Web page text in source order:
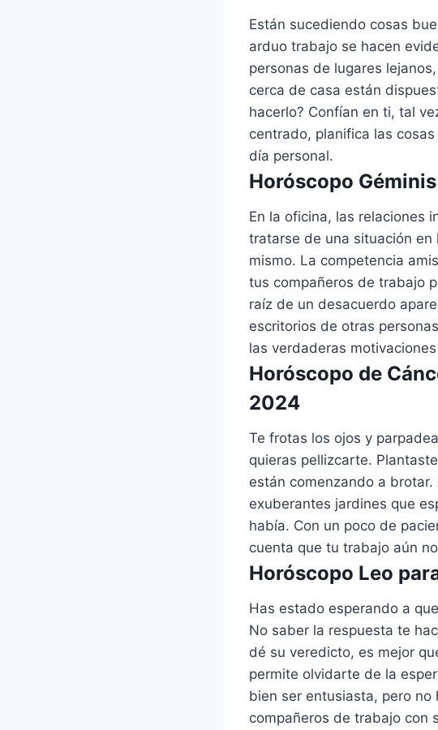
Están sucediendo cosas
arduo trabajo se hacen
personas de lugares
cerca de casa están
hacerlo? Confían en ti, tal
centrado, planifica las
día personal.
Horóscopo
En la oficina, las relaciones
tratarse de una situación en
mismo. La competencia
tus compañeros de trabajo
raíz de un desacuerdo
escritorios de otras
las verdaderas
Horóscopo de
2024
Te frotas los ojos y
quieras pellizcarte.
están comenzando a
exuberantes jardines que
había. Con un poco de
cuenta que tu trabajo aún
Horóscopo Leo
Has estado esperando a
No saber la respuesta te
dé su veredicto, es mejor
permite olvidarte de la
bien ser entusiasta, pero
compañeros de trabajo con